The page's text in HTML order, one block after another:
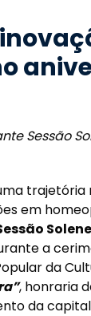
Sessão
em
a
da
, honraria
da